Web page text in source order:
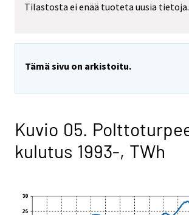
Tilastosta ei enää tuoteta uusia tietoja.
Tämä sivu on arkistoitu.
Kuvio 05.
kulutus 1993-, TWh